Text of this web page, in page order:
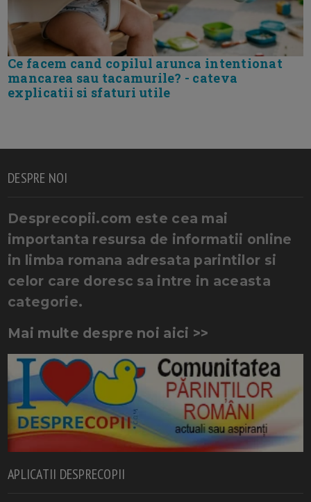
Ce facem cand copilul arunca intentionat
mancarea sau tacamurile? - cateva
explicatii si sfaturi utile
DESPRE NOI
Desprecopii.com este cea mai
importanta resursa de informatii online
in limba romana adresata parintilor si
celor care doresc sa intre in aceasta
categorie.
Mai multe despre noi aici >>
APLICATII DESPRECOPII